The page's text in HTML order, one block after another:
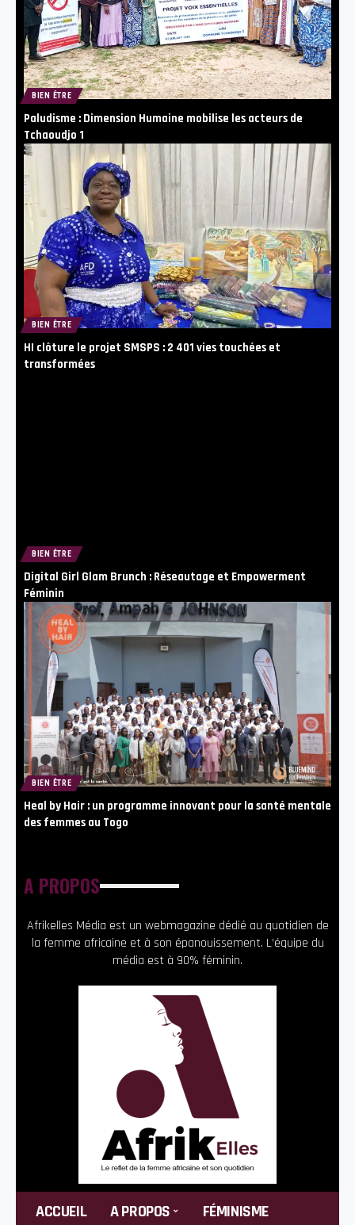
BIEN ÊTRE
Paludisme : Dimension Humaine mobilise les acteurs de
Tchaoudjo 1
BIEN ÊTRE
HI clôture le projet SMSPS : 2 401 vies touchées et
transformées
BIEN ÊTRE
Digital Girl Glam Brunch : Réseautage et Empowerment
Féminin
BIEN ÊTRE
Heal by Hair : un programme innovant pour la santé mentale
des femmes au Togo
A PROPOS
Afrikelles Média est un webmagazine dédié au quotidien de
la femme africaine et à son épanouissement. L’équipe du
média est à 90% féminin.
ACCUEIL A PROPOS
FÉMINISME